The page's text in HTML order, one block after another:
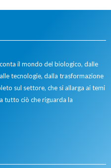
il mondo del biologico, dalle
tecnologie, dalla trasformazione
sul settore, che si allarga ai temi
tutto ciò che riguarda la